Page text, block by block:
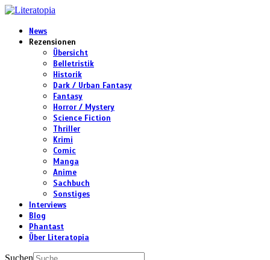
News
Rezensionen
Übersicht
Belletristik
Historik
Dark / Urban Fantasy
Fantasy
Horror / Mystery
Science Fiction
Thriller
Krimi
Comic
Manga
Anime
Sachbuch
Sonstiges
Interviews
Blog
Phantast
Über Literatopia
Suchen